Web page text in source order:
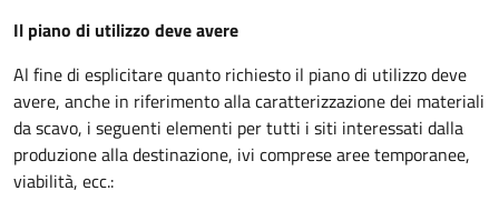
Il piano di utilizzo deve avere
Al fine di esplicitare quanto richiesto il piano di utilizzo deve
avere, anche in riferimento alla caratterizzazione dei materiali
da scavo, i seguenti elementi per tutti i siti interessati dalla
produzione alla destinazione, ivi comprese aree temporanee,
viabilità, ecc.: